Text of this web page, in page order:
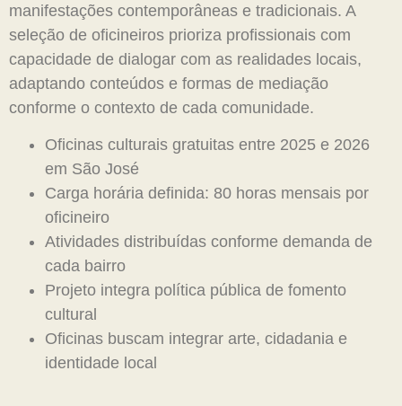
manifestações contemporâneas e tradicionais. A
seleção de oficineiros prioriza profissionais com
capacidade de dialogar com as realidades locais,
adaptando conteúdos e formas de mediação
conforme o contexto de cada comunidade.
Oficinas culturais gratuitas entre 2025 e 2026
em São José
Carga horária definida: 80 horas mensais por
oficineiro
Atividades distribuídas conforme demanda de
cada bairro
Projeto integra política pública de fomento
cultural
Oficinas buscam integrar arte, cidadania e
identidade local